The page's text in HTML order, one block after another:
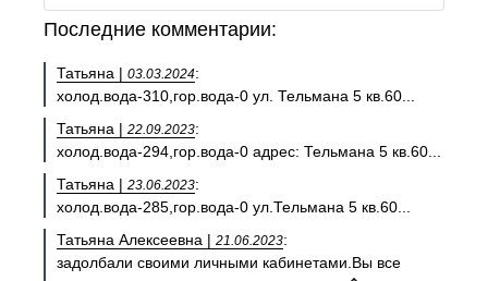
Последние комментарии:
Татьяна | 03.03.2024:
холод.вода-310,гор.вода-0 ул. Тельмана 5 кв.60...
Татьяна | 22.09.2023:
холод.вода-294,гор.вода-0 адрес: Тельмана 5 кв.60...
Татьяна | 23.06.2023:
холод.вода-285,гор.вода-0 ул.Тельмана 5 кв.60...
Татьяна Алексеевна | 21.06.2023:
задолбали своими личными кабинетами.Вы все